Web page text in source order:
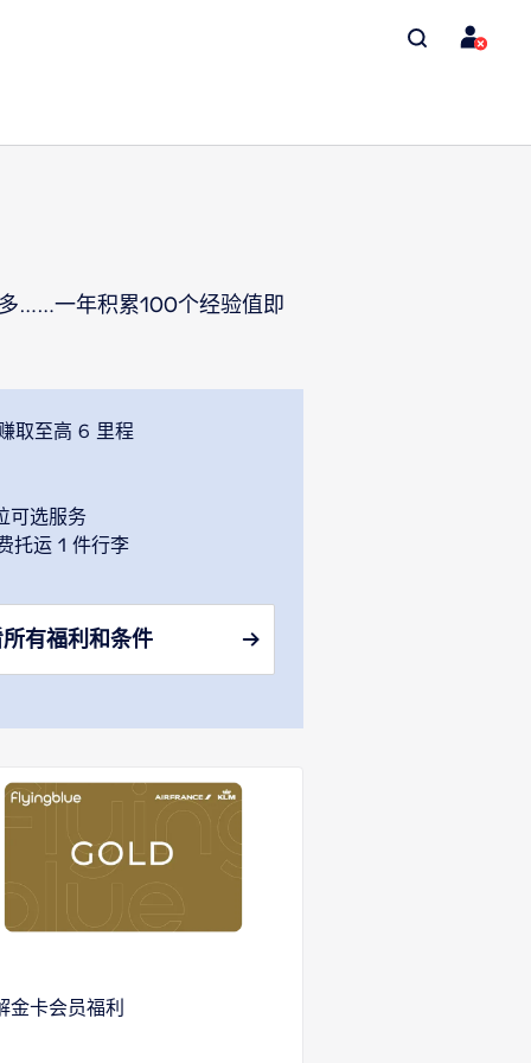
……一年积累100个经验值即
取至高 6 里程
可选服务
托运 1 件行李
有福利和条件
金卡会员福利